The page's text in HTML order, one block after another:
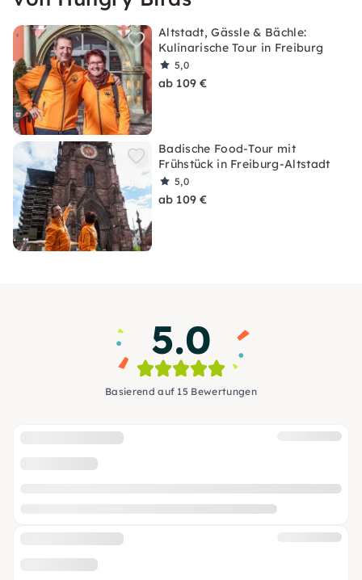
Altstadt, Gässle & Bächle:
Kulinarische Tour in Freiburg
5,0
ab 109 €
Badische Food-Tour mit
Frühstück in Freiburg-Altstadt
5,0
ab 109 €
5.0
Basierend auf 15 Bewertungen